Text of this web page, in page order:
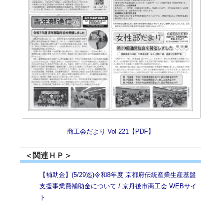
商工会だより Vol 221【PDF】
＜関連ＨＰ＞
【補助金】(5/29迄)令和8年度 京都府伝統産業生産基盤
支援事業費補助金について / 京丹後市商工会 WEBサイ
ト